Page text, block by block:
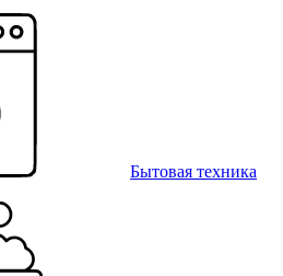
Бытовая техника